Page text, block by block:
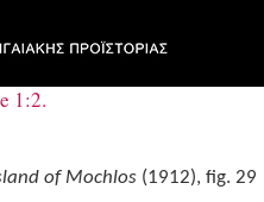
1:2.
of Mochlos (1912), fig. 29